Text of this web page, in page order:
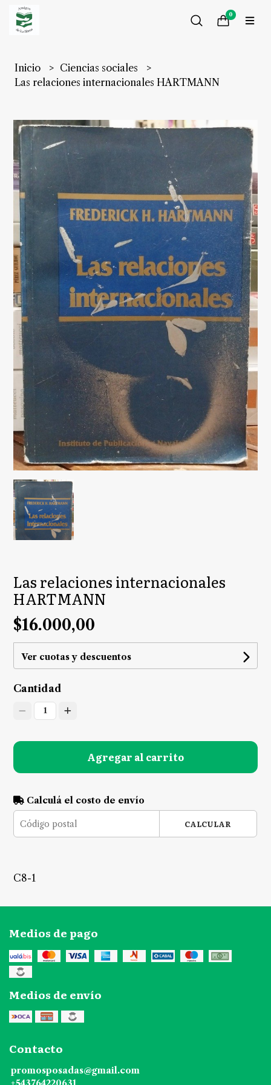
0
Inicio
Ciencias sociales
Las relaciones internacionales HARTMANN
Las relaciones internacionales
HARTMANN
$16.000,00
Ver cuotas y descuentos
Cantidad
1
Agregar al carrito
Calculá el costo de envío
CALCULAR
C8-1
Medios de pago
Medios de envío
Contacto
promosposadas@gmail.com